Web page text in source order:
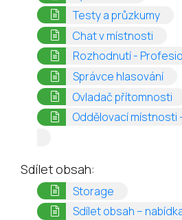
Testy a průzkumy
Chat v místnosti
Rozhodnutí -
Správce hlasování
Ovladač přítomnosti
Oddělovací místnosti
Sdílet obsah:
Storage
Sdílet obsah –